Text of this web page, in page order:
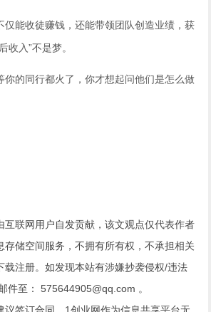
仅能收徒赚钱，还能带领团队创造业绩，获
收入”不是梦。
你的同行都火了，你才想起问他们是怎么做
互联网用户自发贡献，该文观点仅代表作者
存储空间服务，不拥有所有权，不承担相关
载注册。如发现本站有涉嫌抄袭侵权/违法
件至： 575644905@qq.com 。